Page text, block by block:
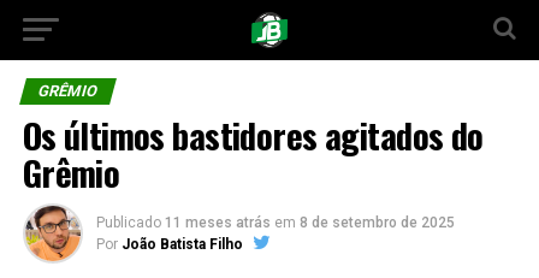
GRÊMIO
Os últimos bastidores agitados do
Grêmio
Publicado 11 meses atrás em 8 de setembro de 2025
Por João Batista Filho